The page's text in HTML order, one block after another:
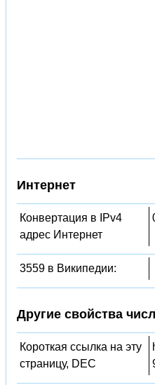
Интернет
Конвертация в IPv4
адрес Интернет
3559 в Википедии:
Другие свойства
Короткая ссылка на эту
страницу, DEC